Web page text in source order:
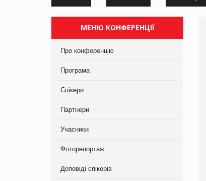
МЕНЮ КОНФЕРЕНЦІЇ
Про конференцію
Програма
Спікери
Партнери
Учасники
Фоторепортаж
Доповіді спікерів